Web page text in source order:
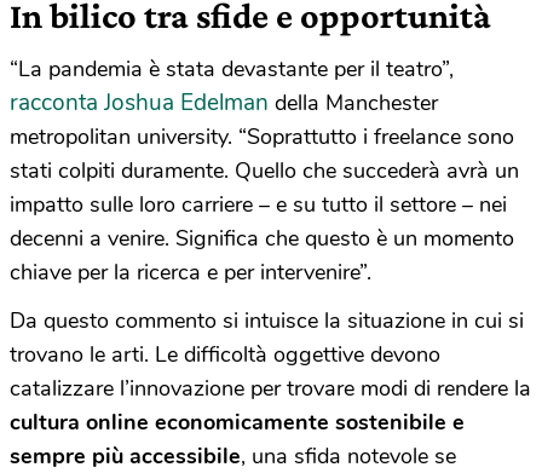
In bilico tra sfide e opportunità
“La pandemia è stata devastante per il teatro”,
racconta Joshua Edelman della Manchester
metropolitan university. “Soprattutto i freelance sono
stati colpiti duramente. Quello che succederà avrà un
impatto sulle loro carriere – e su tutto il settore – nei
decenni a venire. Significa che questo è un momento
chiave per la ricerca e per intervenire”.
Da questo commento si intuisce la situazione in cui si
trovano le arti. Le difficoltà oggettive devono
catalizzare l’innovazione per trovare modi di rendere la
cultura online economicamente sostenibile e
sempre più accessibile, una sfida notevole se